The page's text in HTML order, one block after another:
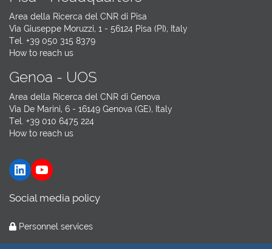
Area della Ricerca del CNR di Pisa
Via Giuseppe Moruzzi, 1 - 56124 Pisa (PI), Italy
Tel. +39 050 315 8379
How to reach us
Genoa - UOS
Area della Ricerca del CNR di Genova
Via De Marini, 6 - 16149 Genova (GE), Italy
Tel. +39 010 6475 224
How to reach us
LinkedIn YouTube
Social media policy
Personnel services